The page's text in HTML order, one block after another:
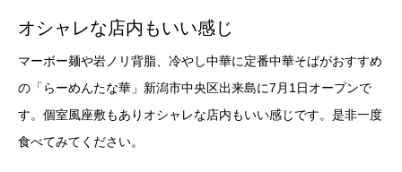
オシャレな店内もいい感じ
マーボー麺や岩ノリ背脂、冷やし中華に定番中華そばがおすすめ
の「らーめんたな華」新潟市中央区出来島に7月1日オープンで
す。個室風座敷もありオシャレな店内もいい感じです。是非一度
食べてみてください。